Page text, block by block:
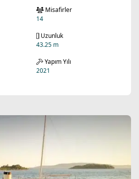
Misafirler
14
Uzunluk
43.25 m
Yapım Yılı
2021